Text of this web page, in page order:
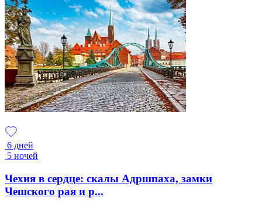
6 дней
5 ночей
Чехия в сердце: скалы Адршпаха, замки
Чешского рая и р...